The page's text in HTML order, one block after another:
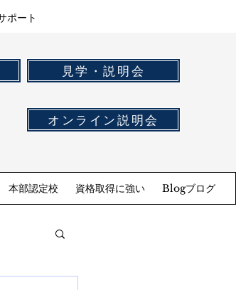
ポート
見学・説明会
オンライン説明会
本部認定校 資格取得に強い Blogブログ